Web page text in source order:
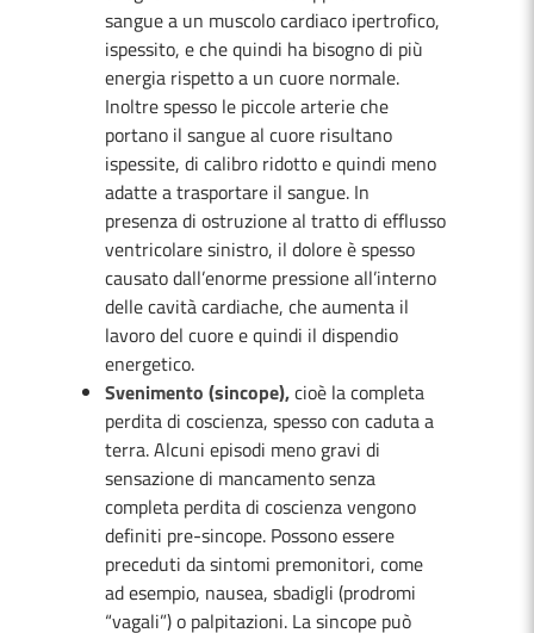
sangue a un muscolo cardiaco ipertrofico,
ispessito, e che quindi ha bisogno di più
energia rispetto a un cuore normale.
Inoltre spesso le piccole arterie che
portano il sangue al cuore risultano
ispessite, di calibro ridotto e quindi meno
adatte a trasportare il sangue. In
presenza di ostruzione al tratto di efflusso
ventricolare sinistro, il dolore è spesso
causato dall’enorme pressione all’interno
delle cavità cardiache, che aumenta il
lavoro del cuore e quindi il dispendio
energetico.
Svenimento (sincope),cioè la completa
perdita di coscienza, spesso con caduta a
terra. Alcuni episodi meno gravi di
sensazione di mancamento senza
completa perdita di coscienza vengono
definiti pre-sincope. Possono essere
preceduti da sintomi premonitori, come
ad esempio, nausea, sbadigli (prodromi
“vagali”) o palpitazioni. La sincope può